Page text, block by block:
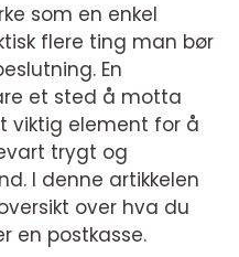
som en enkel
flere ting man bør
En
et sted å motta
viktig element for å
trygt og
I denne artikkelen
over hva du
en postkasse.